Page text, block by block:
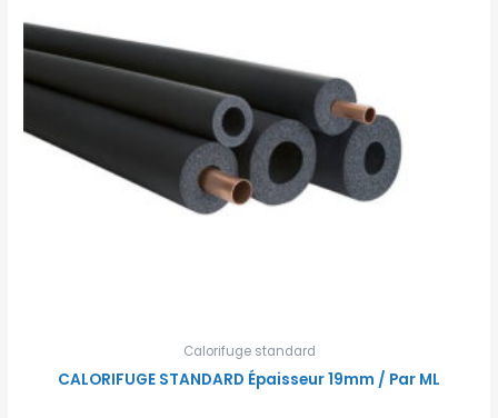
Calorifuge standard
CALORIFUGE STANDARD Épaisseur 19mm / Par ML